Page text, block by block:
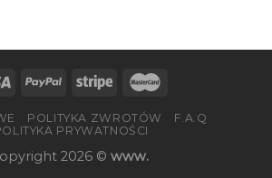
POLITYKA ZWROTÓW
F.A.Q
PRYWATNOŚCI
2026 © www.